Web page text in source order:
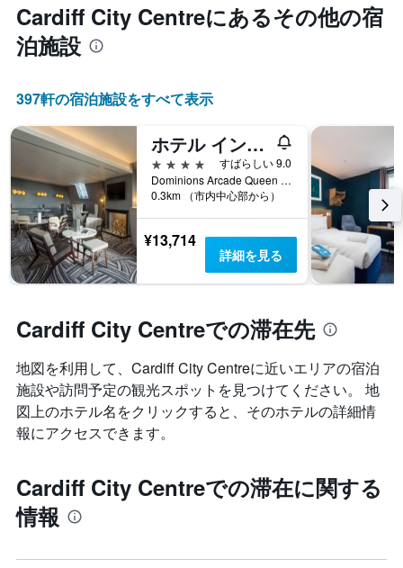
Cardiff City Centre​にあるその他の宿
泊施設
397​軒の宿泊施設をすべて表示
ホテル インディゴ カーディフ by IHG
4つ星
すばらしい 9.0
Dominions Arcade Queen Street, カーディフ, イギリス
0.3km （市内中心部から）
¥13,714
詳細を見る
Cardiff City Centreでの滞在先
地図を利用して、Cardiff City Centre​に近いエリアの宿泊
施設や訪問予定の観光スポットを見つけてください。 地
図上のホテル名をクリックすると、そのホテルの詳細情
報にアクセスできます。
Cardiff City Centreでの滞在に関する
情報